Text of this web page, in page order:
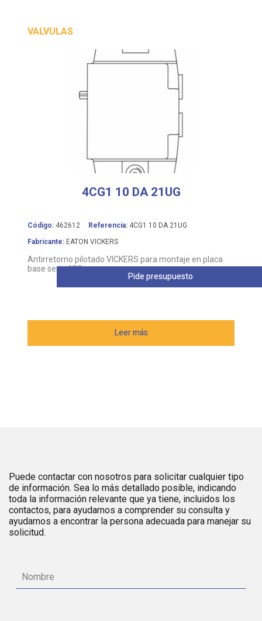
VALVULAS
4CG1 10 DA 21UG
Código: 462612 Referencia: 4CG1 10 DA 21UG
Fabricante: EATON VICKERS
Antirretorno pilotado VICKERS para montaje en placa
base serie 4CG
Leer más
Pide presupuesto
Puede contactar con nosotros para solicitar cualquier tipo
de información. Sea lo más detallado posible, indicando
toda la información relevante que ya tiene, incluidos los
contactos, para ayudarnos a comprender su consulta y
ayudarnos a encontrar la persona adecuada para manejar su
solicitud.